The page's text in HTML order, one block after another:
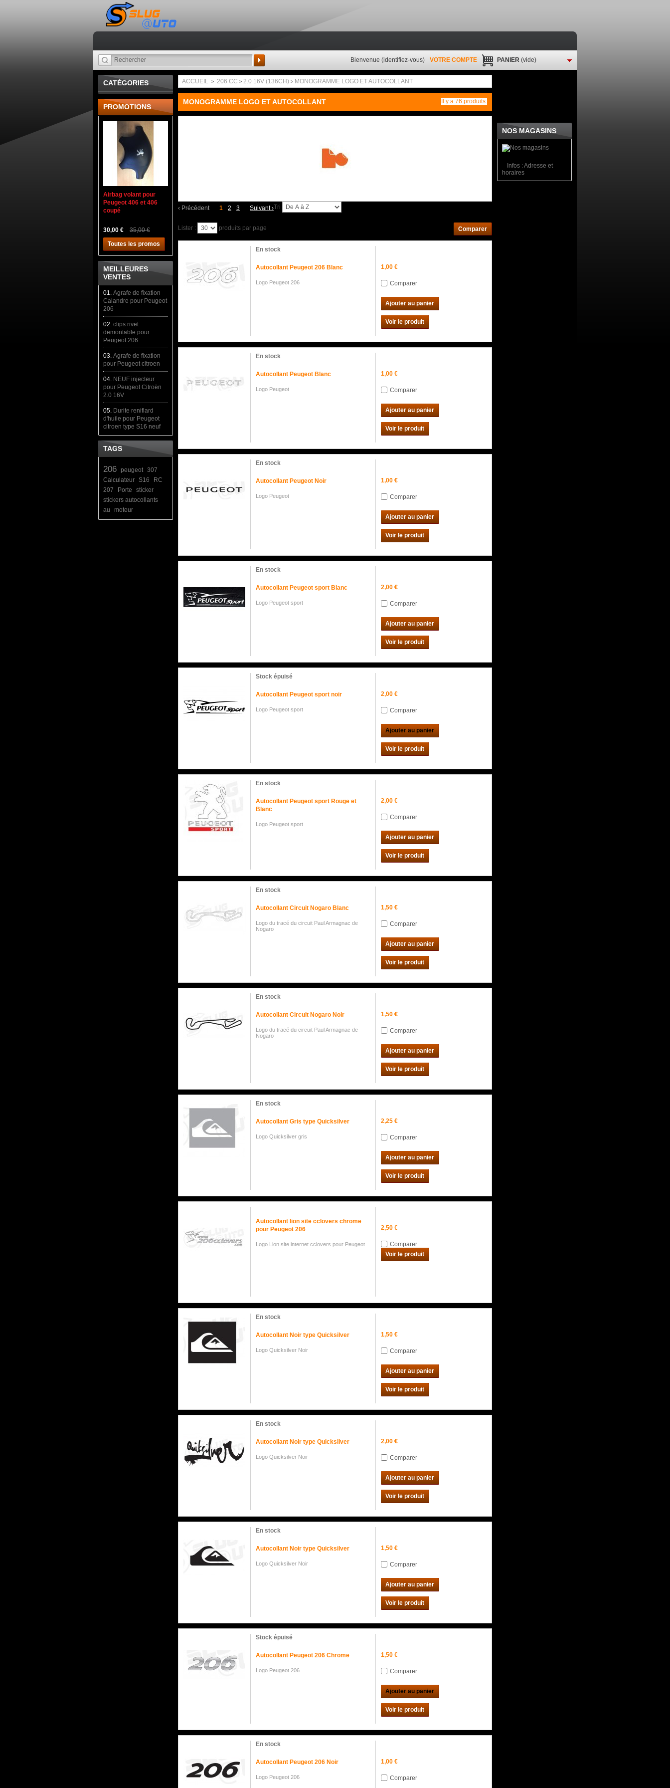
Rechercher
Bienvenue (identifiez-vous) VOTRE COMPTE PANIER (vide)
CATÉGORIES
PROMOTIONS
Airbag volant pour
Peugeot 406 et 406
coupé
30,00 €
35,00 €
Toutes les promos
MEILLEURES
VENTES
01. Agrafe de fixation
Calandre pour Peugeot
206
02. clips rivet
demontable pour
Peugeot 206
03. Agrafe de fixation
pour Peugeot citroen
04. NEUF injecteur
pour Peugeot Citroën
2.0 16V
05. Durite reniflard
d'huile pour Peugeot
citroen type S16 neuf
TAGS
206 peugeot 307
Calculateur S16
RC
207
Porte
sticker
stickers autocollants
au
moteur
ACCUEIL > 206 CC > 2.0 16V (136CH) > MONOGRAMME LOGO ET AUTOCOLLANT
MONOGRAMME LOGO ET AUTOCOLLANT Il y a 76 produits.
‹ Précédent 1 2 3 Suivant›Tri
Lister : produits par page
En stock
Autocollant Peugeot 206 Blanc
Logo Peugeot 206
1,00 €
Comparer
Ajouter au panier
Voir le produit
En stock
Autocollant Peugeot Blanc
Logo Peugeot
1,00 €
Comparer
Ajouter au panier
Voir le produit
En stock
Autocollant Peugeot Noir
Logo Peugeot
1,00 €
Comparer
Ajouter au panier
Voir le produit
En stock
Autocollant Peugeot sport Blanc
Logo Peugeot sport
2,00 €
Comparer
Ajouter au panier
Voir le produit
Stock épuisé
Autocollant Peugeot sport noir
Logo Peugeot sport
2,00 €
Comparer
Ajouter au panier
Voir le produit
En stock
Autocollant Peugeot sport Rouge et
Blanc
Logo Peugeot sport
2,00 €
Comparer
Ajouter au panier
Voir le produit
En stock
Autocollant Circuit Nogaro Blanc
Logo du tracé du circuit Paul Armagnac de
Nogaro
1,50 €
Comparer
Ajouter au panier
Voir le produit
En stock
Autocollant Circuit Nogaro Noir
Logo du tracé du circuit Paul Armagnac de
Nogaro
1,50 €
Comparer
Ajouter au panier
Voir le produit
En stock
Autocollant Gris type Quicksilver
Logo Quicksilver gris
2,25 €
Comparer
Ajouter au panier
Voir le produit
Autocollant lion site cclovers chrome
pour Peugeot 206
Logo Lion site internet cclovers pour Peugeot
2,50 €
Comparer
Voir le produit
En stock
Autocollant Noir type Quicksilver
Logo Quicksilver Noir
1,50 €
Comparer
Ajouter au panier
Voir le produit
En stock
Autocollant Noir type Quicksilver
Logo Quicksilver Noir
2,00 €
Comparer
Ajouter au panier
Voir le produit
En stock
Autocollant Noir type Quicksilver
Logo Quicksilver Noir
1,50 €
Comparer
Ajouter au panier
Voir le produit
Stock épuisé
Autocollant Peugeot 206 Chrome
Logo Peugeot 206
1,50 €
Comparer
Ajouter au panier
Voir le produit
En stock
Autocollant Peugeot 206 Noir
Logo Peugeot 206
1,00 €
Comparer
NOS MAGASINS
Infos : Adresse et
horaires